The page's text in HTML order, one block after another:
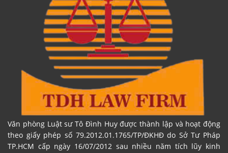
Văn phòng Luật sư Tô Đình Huy được thành lập và hoạt động
theo giấy phép số 79.2012.01.1765/TP/ĐKHĐ do Sở Tư Pháp
TP.HCM cấp ngày 16/07/2012 sau nhiều năm tích lũy kinh